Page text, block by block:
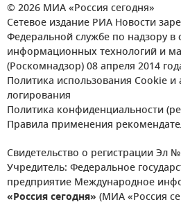
© 2026 МИА «Россия сегодня»
Сетевое издание РИА Новости
Федеральной службе по надзору в
информационных технологий и
(Роскомнадзор) 08 апреля 2014
Политика использования Cookie и
логирования
Политика конфиденциальности
Правила применения
Свидетельство о регистрации Эл
Учредитель: Федеральное
предприятие Международное
«Россия сегодня» (МИА «Россия